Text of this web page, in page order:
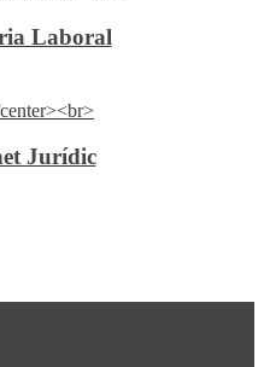
Laboral
Jurídic